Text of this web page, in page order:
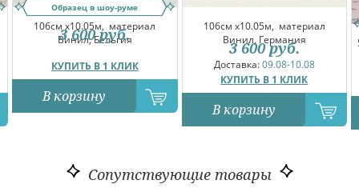
Образец в шоу-руме
106см x10.05м, материал
Винил, Бельгия
КУПИТЬ В 1 КЛИК
3 600 руб.
В корзину
106см x10.05м, материал
Винил, Германия
Доставка:09.08-10.08
КУПИТЬ В 1 КЛИК
3 600 руб.
В корзину
Сопутствующие товары